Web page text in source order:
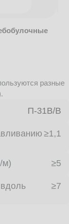
разные
П-31В/B
≥1,1
м) ≥5
≥7